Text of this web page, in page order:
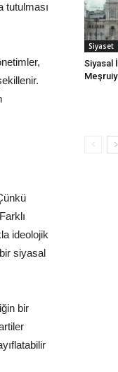
tutulması
ideolojik
siyasal
bir
Siyaset
Siyasal